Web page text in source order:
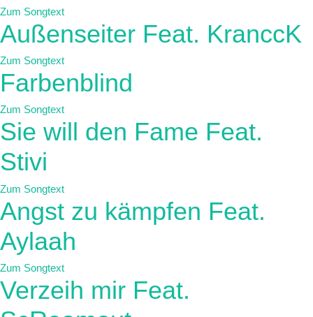
Zum Songtext
Außenseiter Feat. KranccK
Zum Songtext
Farbenblind
Zum Songtext
Sie will den Fame Feat.
Stivi
Zum Songtext
Angst zu kämpfen Feat.
Aylaah
Zum Songtext
Verzeih mir Feat.